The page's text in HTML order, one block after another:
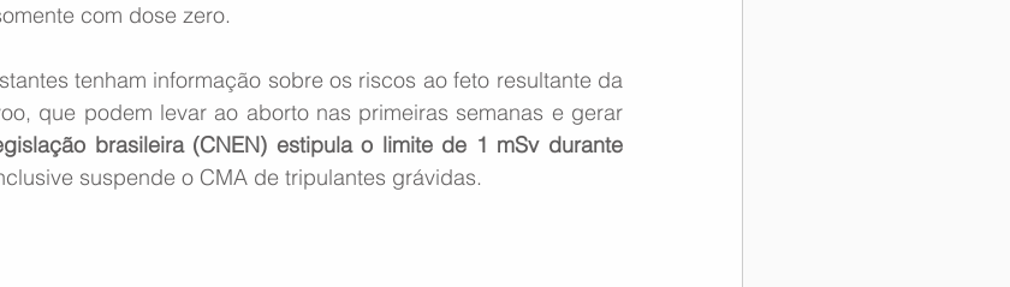
com dose zero.
tenham informação sobre os riscos ao feto resultante da
que podem levar ao aborto nas primeiras semanas e gerar
brasileira (CNEN) estipula o limite de 1 mSv durante
suspende o CMA de tripulantes grávidas.